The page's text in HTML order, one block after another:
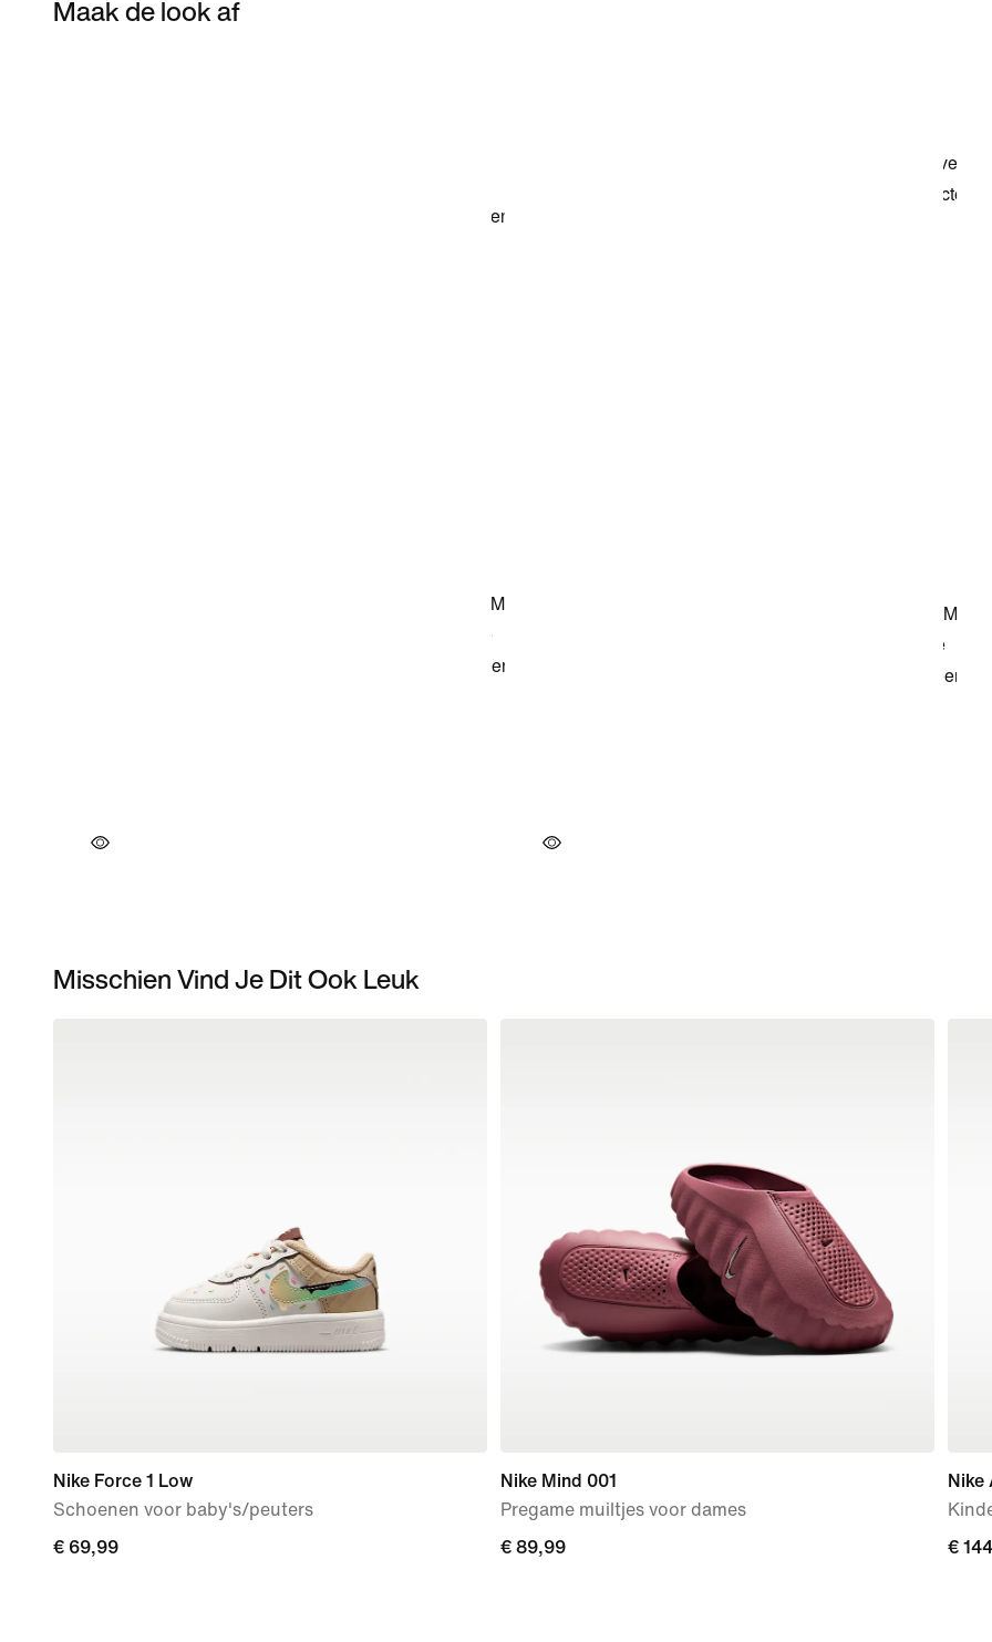
Maak de look af
Misschien Vind Je Dit Ook Leuk
Nike Force 1 Low
Schoenen voor baby's/peuters
€ 69,99
€ 69,99
Nike Mind 001
Pregame muiltjes voor dames
€ 89,99
€ 89,99
Nike
€
€